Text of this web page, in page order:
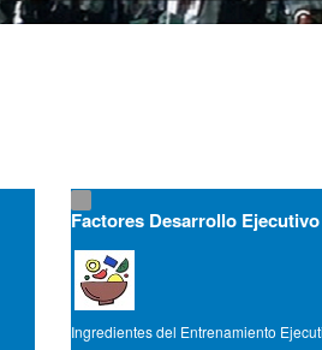
Factores Desarrollo Ejecutivo
Ingredientes del Entrenamiento